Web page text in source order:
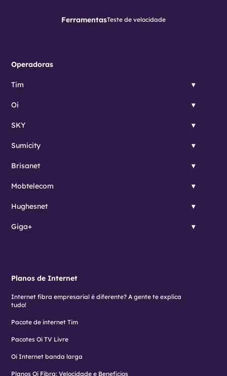
FerramentasTeste de velocidade
Operadoras
Tim
Oi
SKY
Sumicity
Brisanet
Mobtelecom
Hughesnet
Giga+
Planos de Internet
Internet fibra empresarial é diferente? A gente te explica
tudo!
Pacote de internet Tim
Pacotes Oi TV Livre
Oi Internet banda larga
Planos Oi Fibra: Velocidade e Benefícios